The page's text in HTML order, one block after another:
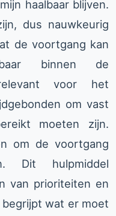
haalbaar blijven.
dus nauwkeurig
de voortgang kan
binnen de
voor het
om vast
moeten zijn.
om de voortgang
Dit hulpmiddel
van prioriteiten en
wat er moet